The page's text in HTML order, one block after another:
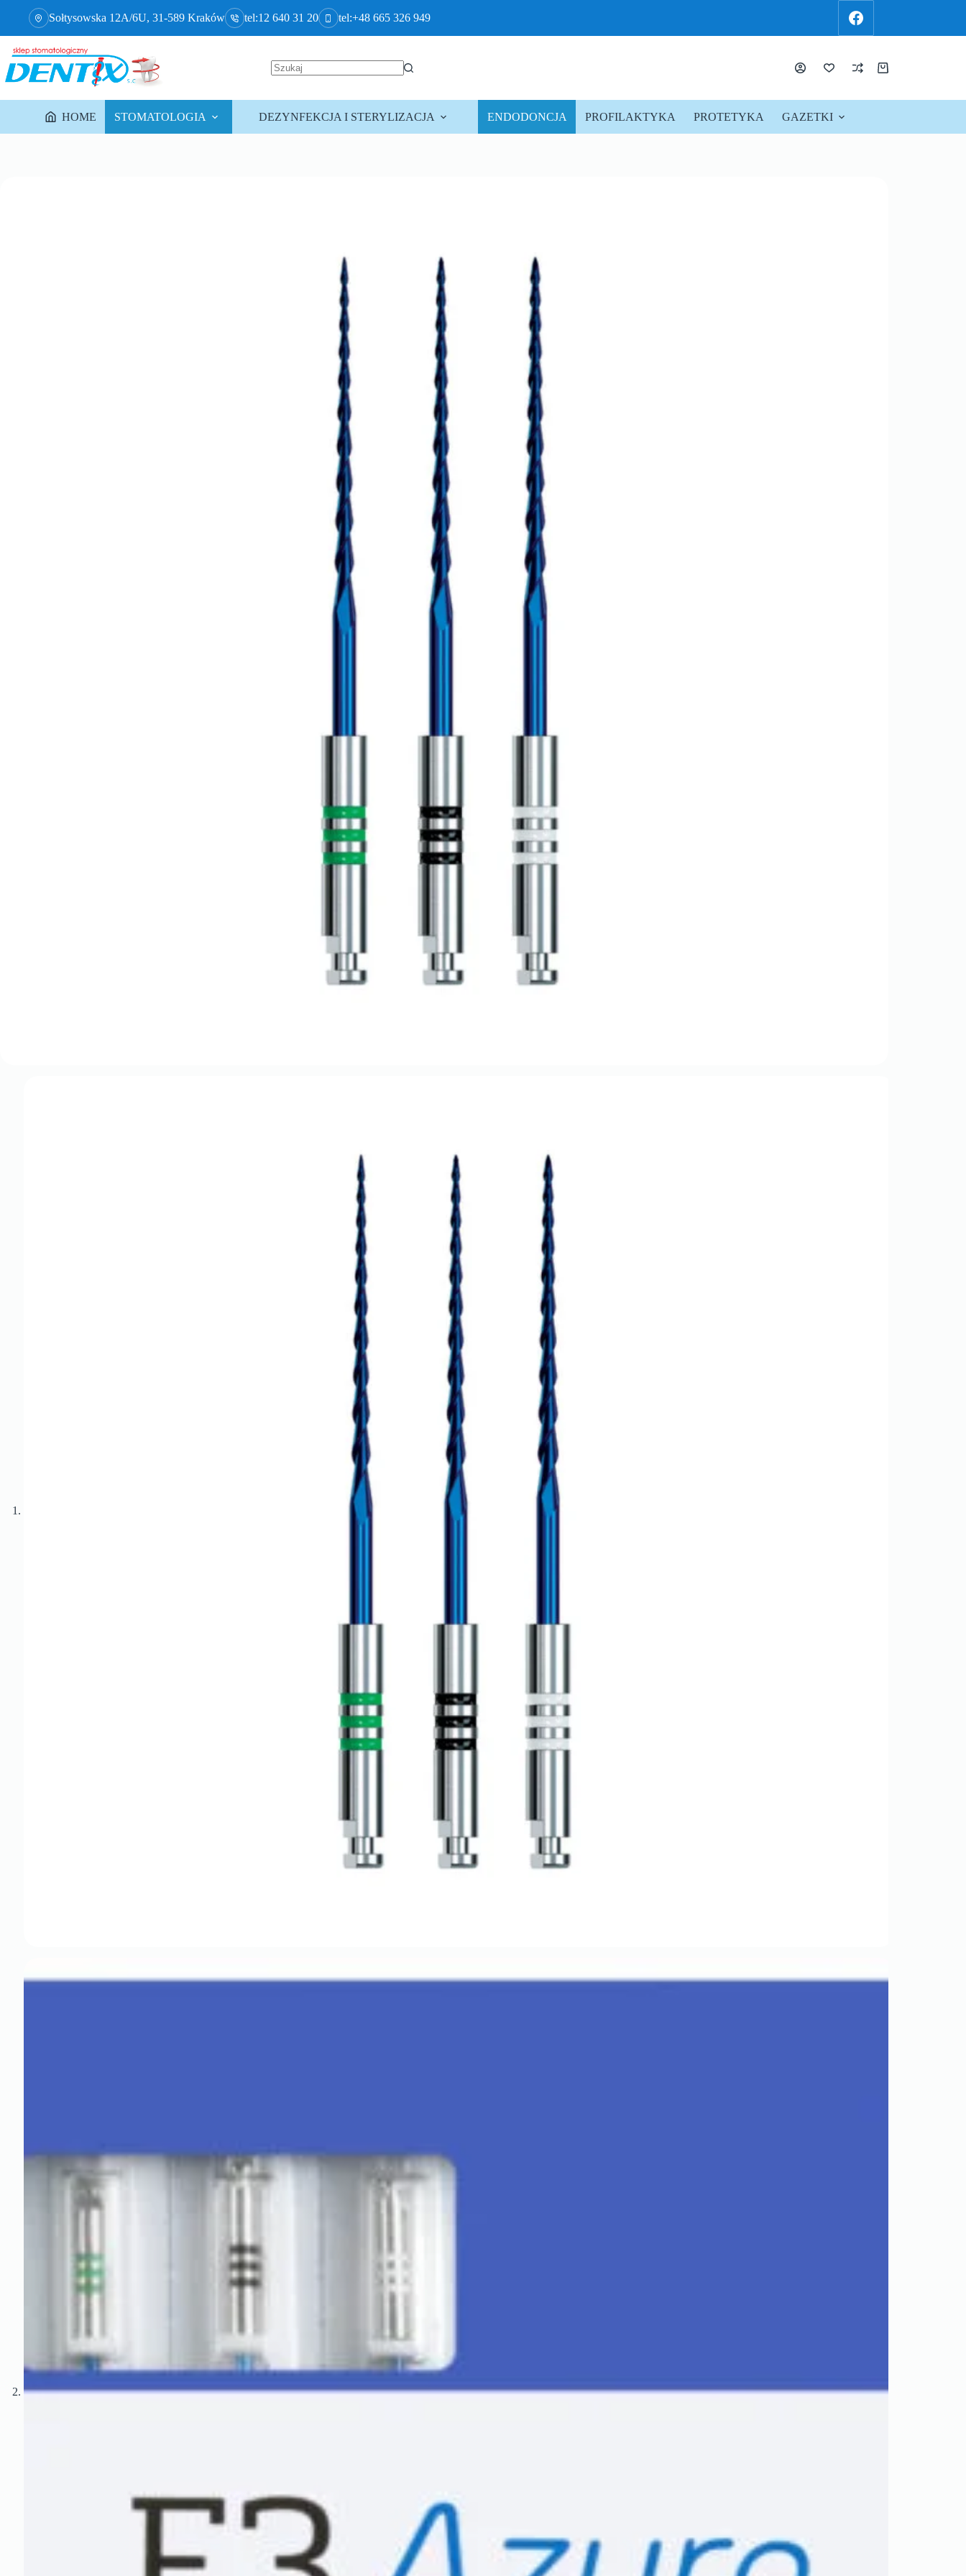
Sołtysowska 12A/6U, 31-589 Kraków tel:12 640 31 20 tel:+48 665 326 949
HOME STOMATOLOGIA DEZYNFEKCJA I STERYLIZACJA ENDODONCJA PROFILAKTYKA PROTETYKA GAZETKI